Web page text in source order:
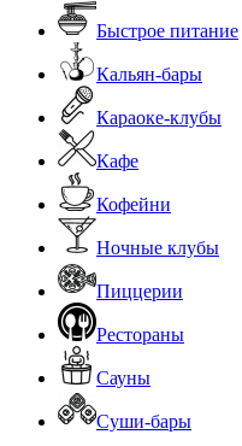
Быстрое питание
Кальян-бары
Караоке-клубы
Кафе
Кофейни
Ночные клубы
Пиццерии
Рестораны
Сауны
Суши-бары